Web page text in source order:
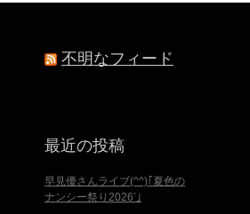
不明なフィード
最近の投稿
早見優さんライブ(^^)｢夏色の
ナンシー祭り2026’｣